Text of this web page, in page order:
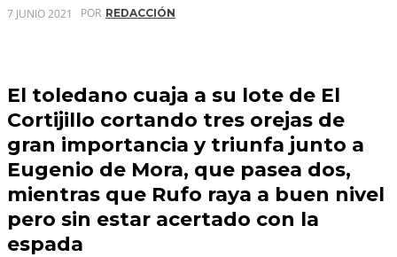
7 JUNIO 2021 POR REDACCIÓN
El toledano cuaja a su lote de El
Cortijillo cortando tres orejas de
gran importancia y triunfa junto a
Eugenio de Mora, que pasea dos,
mientras que Rufo raya a buen nivel
pero sin estar acertado con la
espada